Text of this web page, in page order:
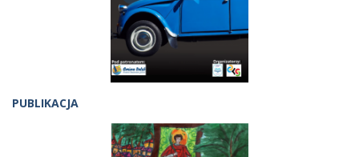
PUBLIKACJA